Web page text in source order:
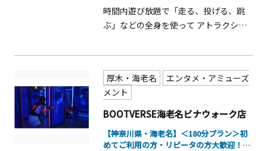
時間内遊び放題で「走る、投げる、跳
ぶ」などの全身を使って アトラクショ
設です★
厚木・海老名
エンタメ・アミューズ
メント
BOOTVERSE海老名ビナウォーク店
【神奈川県・海老名】＜180分プラン＞初
めてご利用の方・リピータの方大歓迎！仲